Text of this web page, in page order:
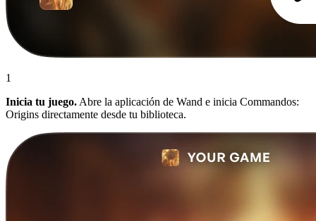
1
Inicia tu juego. Abre la aplicación de Wand e inicia Commandos:
Origins directamente desde tu biblioteca.